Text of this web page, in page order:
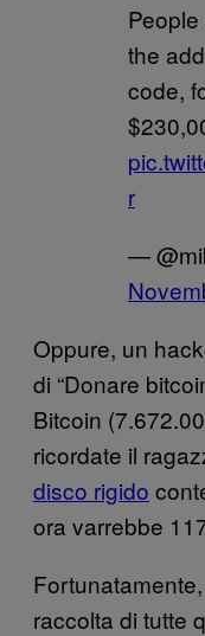
the
code,
r
—
Oppure, un
di “Donare
Bitcoin
ricordate il
disco rigido
ora varrebbe
raccolta di tutte